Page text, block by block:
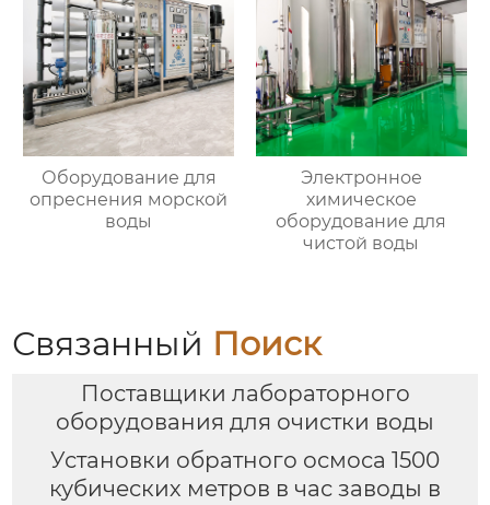
Оборудование для
опреснения морской
воды
Электронное
химическое
оборудование для
чистой воды
Связанный Поиск
Поставщики лабораторного
оборудования для очистки воды
Установки обратного осмоса 1500
кубических метров в час заводы в